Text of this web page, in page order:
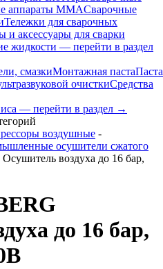
аппараты MMAСварочные
Тележки для сварочных
и аксессуары для сварки
жидкости — перейти в раздел
смазкиМонтажная пастаПаста
очисткиСредства
— перейти в раздел →
воздушные -
осушители сжатого
воздуха до 16 бар,
до 16 бар,